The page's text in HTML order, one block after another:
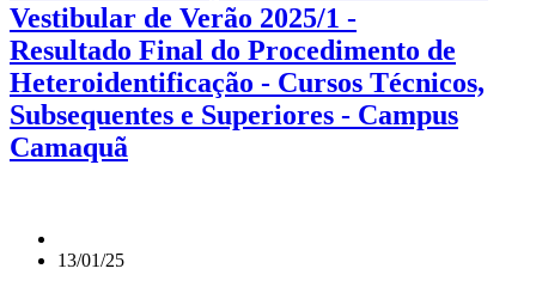
Vestibular de Verão 2025/1 -
Resultado Final do Procedimento de
Heteroidentificação - Cursos Técnicos,
Subsequentes e Superiores - Campus
Camaquã
13/01/25